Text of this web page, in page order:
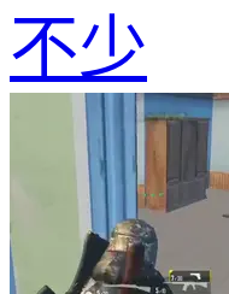
不少